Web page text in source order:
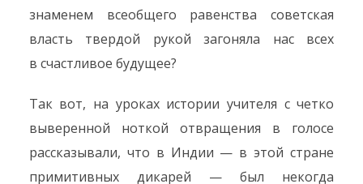
знаменем всеобщего равенства советская
власть твердой рукой загоняла нас всех
в счастливое будущее?
Так вот, на уроках истории учителя с четко
выверенной ноткой отвращения в голосе
рассказывали, что в Индии — в этой стране
примитивных дикарей — был некогда